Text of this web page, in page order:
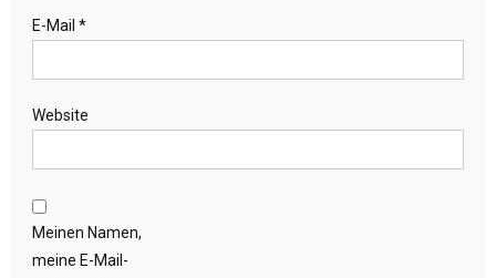
E-Mail *
Website
Meinen Namen,
meine E-Mail-